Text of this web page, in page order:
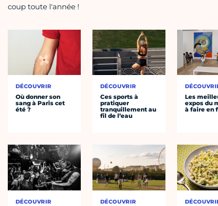
coup toute l'année !
DÉCOUVRIR
Où donner son
sang à Paris cet
été ?
DÉCOUVRIR
DÉCOUVRIR
Ces sports à
pratiquer
tranquillement au
fil de l’eau
DÉCOUVRIR
Les
expos du
à faire en